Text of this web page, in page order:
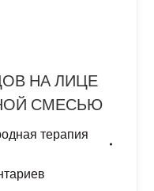
НА ЛИЦЕ
СМЕСЬЮ
терапия